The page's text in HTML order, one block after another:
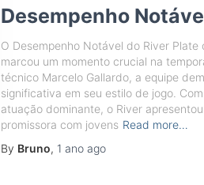
Desempenho
O Desempenho Notável do River
marcou um momento crucial na
técnico Marcelo Gallardo, a equipe
significativa em seu estilo de jogo.
atuação dominante, o River
promissora com jovens Read more…
By Bruno, 1 ano ago